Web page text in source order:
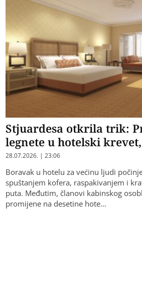
Stjuardesa otkrila trik:
legnete u hotelski
28.07.2026. | 23:06
Boravak u hotelu za većinu ljudi
spuštanjem kofera, raspakivanjem i
puta. Međutim, članovi kabinskog
promijene na desetine hote…